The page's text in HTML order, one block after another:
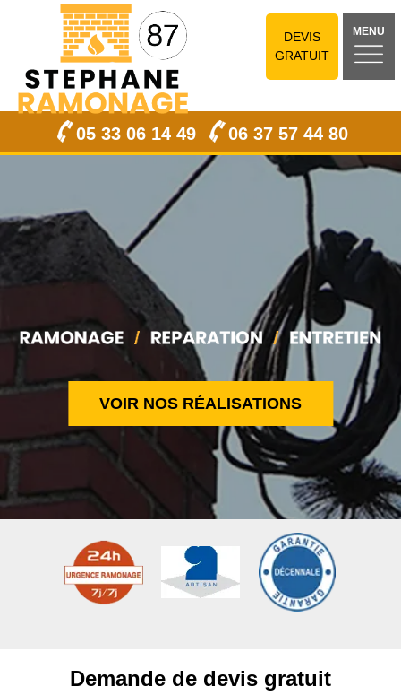
DEVIS
GRATUIT
MENU
05 33 06 14 49 06 37 57 44 80
VOIR NOS RÉALISATIONS
Demande de devis gratuit